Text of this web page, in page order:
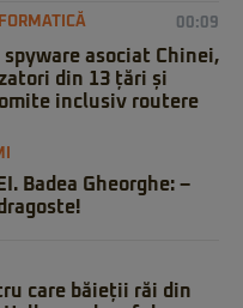
00:09
spyware asociat Chinei,
din 13 țări și
inclusiv routere
Badea Gheorghe: –
care băieții răi din